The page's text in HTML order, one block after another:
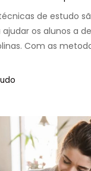
de estudo
ajudar os alunos a
Com as